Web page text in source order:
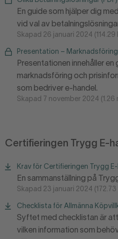
En guide som hjälper dig
vid val av
Skapad 26 januari 2024 (114.29
Presentation –
Presentationen innehåller
marknadsföring och
som bedriver e-handel.
Skapad 7 november 2024 (1.26
Certifieringen Trygg E-
Krav för Certifieringen Trygg E-
En sammanställning på
Skapad 23 januari 2024 (172.73
Checklista för Allmänna
Syftet med checklistan är
vilken information som